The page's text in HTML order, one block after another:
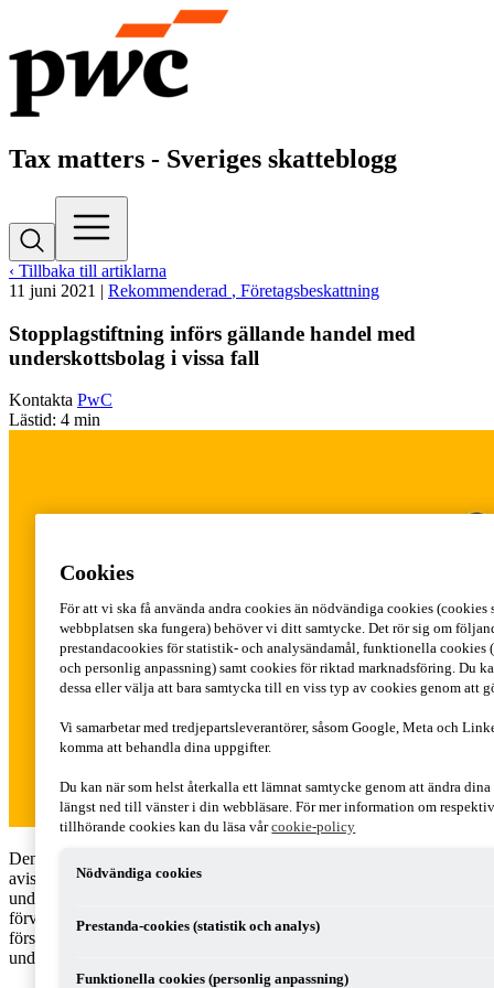
Tax matters - Sveriges skatteblogg
‹ Tillbaka till artiklarna
11 juni 2021 | Rekommenderad , Företagsbeskattning
Stopplagstiftning införs gällande handel med
underskottsbolag i vissa fall
Kontakta PwC
Lästid: 4 min
Den 10 juni överlämnade regeringen en skrivelse till riksdagen med
avisering om ett kommande förslag till ändring av
underskottsreglerna till följd av en nyligen avgjord dom i Högsta
förvaltningsdomstolen (HFD). Ändringarna enligt det kommande
förslaget börjar tillämpas omedelbart i enlighet med en
undantagsbestämmelse i regeringsformen.
Cookies
För att vi ska få använda andra cookies än nödvändiga cookies (cookies
webbplatsen ska fungera) behöver vi ditt samtycke. Det rör sig om
prestandacookies för statistik- och analysändamål, funktionella
och personlig anpassning) samt cookies för riktad marknadsföring. Du
dessa eller välja att bara samtycka till en viss typ av cookies genom att
Vi samarbetar med tredjepartsleverantörer, såsom Google, Meta och
komma att behandla dina uppgifter.
Du kan när som helst återkalla ett lämnat samtycke genom att ändra
längst ned till vänster i din webbläsare. För mer information om
tillhörande cookies kan du läsa vårcookie-policy
Nödvändiga cookies
Prestanda-cookies (statistik och analys)
Funktionella cookies (personlig anpassning)